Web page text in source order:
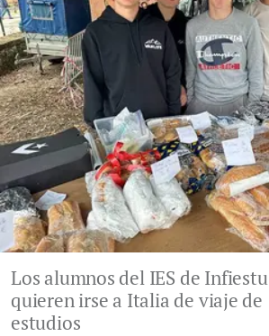
Los alumnos del IES de Infiestu
quieren irse a Italia de viaje de
estudios